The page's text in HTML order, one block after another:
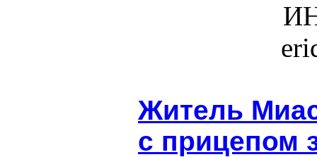
Житель
с прицепом